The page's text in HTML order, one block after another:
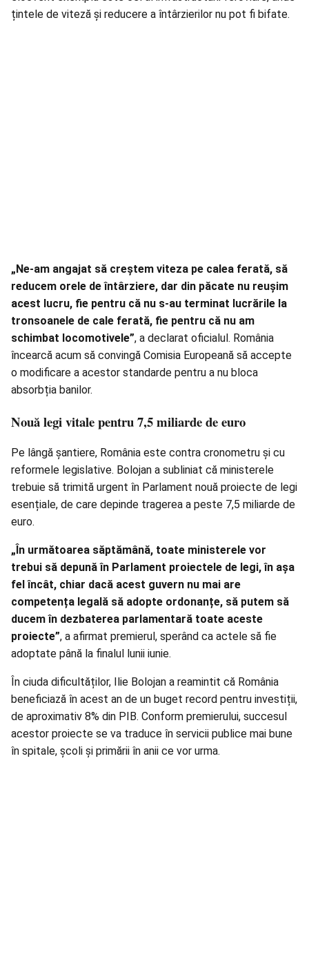
țintele de viteză și reducere a întârzierilor nu pot fi bifate.
„Ne-am angajat să creștem viteza pe calea ferată, să
reducem orele de întârziere, dar din păcate nu reușim
acest lucru, fie pentru că nu s-au terminat lucrările la
tronsoanele de cale ferată, fie pentru că nu am
schimbat locomotivele”, a declarat oficialul. România
încearcă acum să convingă Comisia Europeană să accepte
o modificare a acestor standarde pentru a nu bloca
absorbția banilor.
Nouă legi vitale pentru 7,5 miliarde de euro
Pe lângă șantiere, România este contra cronometru și cu
reformele legislative. Bolojan a subliniat că ministerele
trebuie să trimită urgent în Parlament nouă proiecte de legi
esențiale, de care depinde tragerea a peste 7,5 miliarde de
euro.
„În următoarea săptămână, toate ministerele vor
trebui să depună în Parlament proiectele de legi, în așa
fel încât, chiar dacă acest guvern nu mai are
competența legală să adopte ordonanțe, să putem să
ducem în dezbaterea parlamentară toate aceste
proiecte”, a afirmat premierul, sperând ca actele să fie
adoptate până la finalul lunii iunie.
În ciuda dificultăților, Ilie Bolojan a reamintit că România
beneficiază în acest an de un buget record pentru investiții,
de aproximativ 8% din PIB. Conform premierului, succesul
acestor proiecte se va traduce în servicii publice mai bune
în spitale, școli și primării în anii ce vor urma.